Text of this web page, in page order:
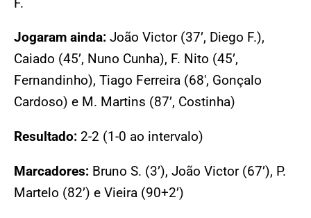
Jogaram ainda: João Victor (37’, Diego F.),
Caiado (45’, Nuno Cunha), F. Nito (45’,
Fernandinho), Tiago Ferreira (68′, Gonçalo
Cardoso) e M. Martins (87’, Costinha)
Resultado: 2-2 (1-0 ao intervalo)
Marcadores: Bruno S. (3’), João Victor (67’), P.
Martelo (82’) e Vieira (90+2’)